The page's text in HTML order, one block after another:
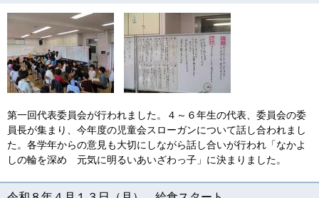
第一回代表委員会が行われました。４～６年生の代表、委員会の委
員長が集まり、今年度の児童会スローガンについて話し合われまし
た。各学年からの意見も大切にしながら話し合いが行われ「なかよ
しの輪を深め 元気に明るいあいざわっ子」に決まりました。